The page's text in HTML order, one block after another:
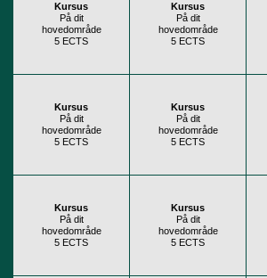
Kursus
På dit
hovedområde
5 ECTS
Kursus
På dit
hovedområde
5 ECTS
Kursus
På dit
hovedområde
5 ECTS
Kursus
På dit
hovedområde
5 ECTS
Kursus
På dit
hovedområde
5 ECTS
Kursus
På dit
hovedområde
5 ECTS